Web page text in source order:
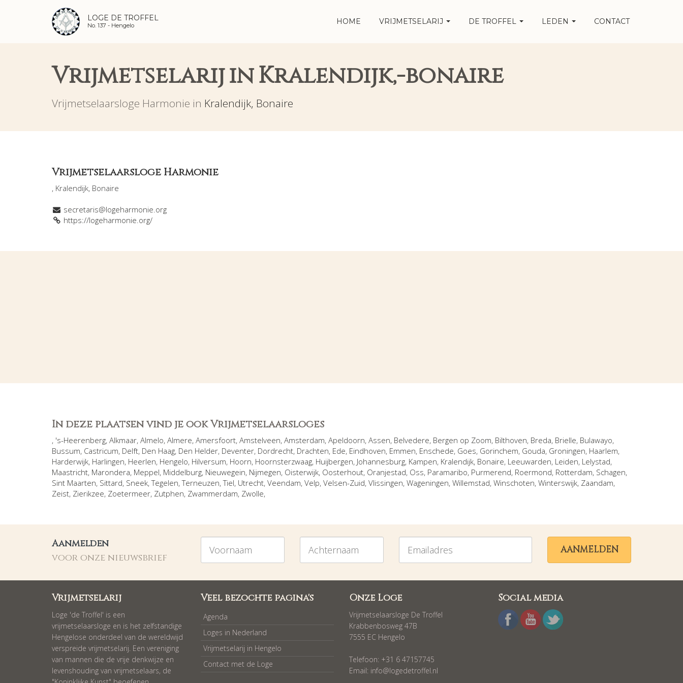
LOGE DE TROFFEL
No. 137 - Hengelo HOME VRIJMETSELARIJ DE TROFFEL LEDEN CONTACT
Vrijmetselarij in Kralendijk,-bonaire
Vrijmetselaarsloge Harmonie in Kralendijk, Bonaire
Vrijmetselaarsloge Harmonie
, Kralendijk, Bonaire
secretaris@logeharmonie.org
https://logeharmonie.org/
In deze plaatsen vind je ook Vrijmetselaarsloges
, 's-Heerenberg, Alkmaar, Almelo, Almere, Amersfoort, Amstelveen, Amsterdam, Apeldoorn, Assen, Belvedere, Bergen op Zoom, Bilthoven, Breda, Brielle, Bulawayo,
Bussum, Castricum, Delft, Den Haag, Den Helder, Deventer, Dordrecht, Drachten, Ede, Eindhoven, Emmen, Enschede, Goes, Gorinchem, Gouda, Groningen, Haarlem,
Harderwijk, Harlingen, Heerlen, Hengelo, Hilversum, Hoorn, Hoornsterzwaag, Huijbergen, Johannesburg, Kampen, Kralendijk, Bonaire, Leeuwarden, Leiden, Lelystad,
Maastricht, Marondera, Meppel, Middelburg, Nieuwegein, Nijmegen, Oisterwijk, Oosterhout, Oranjestad, Oss, Paramaribo, Purmerend, Roermond, Rotterdam, Schagen,
Sint Maarten, Sittard, Sneek,Tegelen,Terneuzen,Tiel, Utrecht, Veendam, Velp, Velsen-Zuid, Vlissingen, Wageningen, Willemstad, Winschoten, Winterswijk, Zaandam,
Zeist, Zierikzee, Zoetermeer, Zutphen, Zwammerdam, Zwolle,
Aanmelden
voor onze nieuwsbrief
Voornaam Achternaam Emailadres
AANMELDEN
Vrijmetselarij
Loge 'de Troffel' is een
vrijmetselaarsloge en is het zelfstandige
Hengelose onderdeel van de wereldwijd
verspreide vrijmetselarij. Een vereniging
van mannen die de vrije denkwijze en
levenshouding van vrijmetselaars, de
Veel bezochte pagina's
Agenda
Loges in Nederland
Vrijmetselarij in Hengelo
Contact met de Loge
Onze Loge
Vrijmetselaarsloge De Troffel
Krabbenbosweg 47B
7555 EC Hengelo
Telefoon: +31 6 47157745
Email: info@logedetroffel.nl
Social media